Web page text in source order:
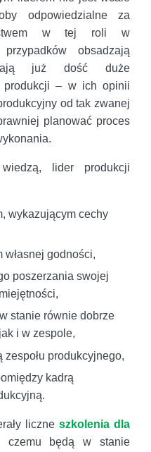
odpowiedzialne za
w tej roli w
obsadzają
już dość duże
produkcji – w ich opinii
od tak zwanej
planować proces
lider produkcji
wykazującym cechy
własnej godności,
poszerzania swojej
stanie równie dobrze
i w zespole,
produkcyjnego,
kadrą
liczne szkolenia dla
będą w stanie